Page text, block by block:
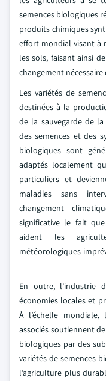
semences biologiques
produits chimiques
effort mondial visant à
les sols, faisant ainsi
changement
Les variétés de
destinées à la
de la sauvegarde de
des semences et des
biologiques sont
adaptés localement
particuliers et
maladies sans
changement
significative le fait
aident les
météorologiques
En outre, l’industrie
économies locales et
À l’échelle mondiale,
associés soutiennent
biologiques par des
variétés de semences
l’agriculture plus